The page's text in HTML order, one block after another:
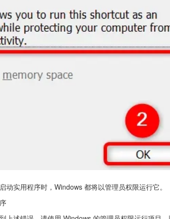
动实用程序时，Windows 都将以管理员权限运行它。